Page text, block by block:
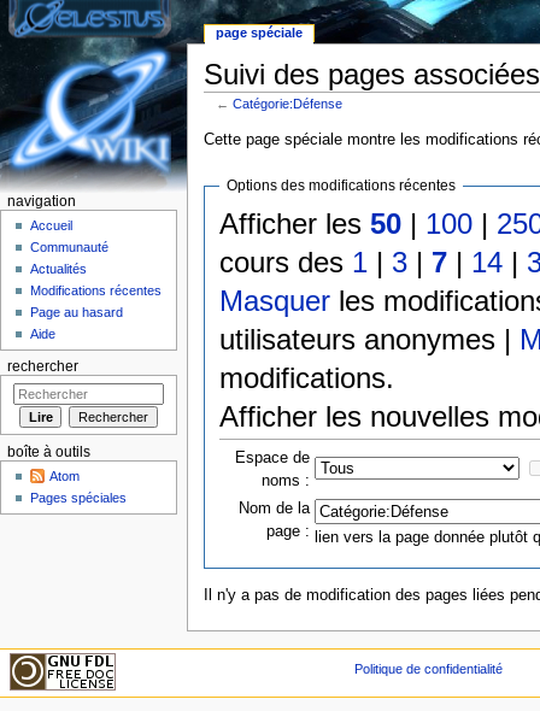
Suivi des pages
←Catégorie:Défense
Cette page spéciale montre les modifications
Options des modifications récentes
Afficher les50 | 100 |
cours des 1 | 3 | 7 | 14 |
Masquer les
utilisateurs anonymes |
modifications.
Afficher les nouvelles
Espace de
noms :
Nom de la
page : lien vers la page donnée plutôt
Il n'y a pas de modification des pages liées
page spéciale
navigation
Accueil
Communauté
Actualités
Modifications récentes
Page au hasard
Aide
rechercher
boîte à outils
Atom
Pages spéciales
Politique de confidentialité